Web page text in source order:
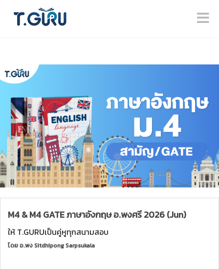
M4 & M4 GATE ภาษาอังกฤษ อ.พงศรี 2026 (Jun)
ให้ T.GURUเป็นคู่หูทุกสนามสอบ
โดยอ.พง Sitdhipong Sarpsukala